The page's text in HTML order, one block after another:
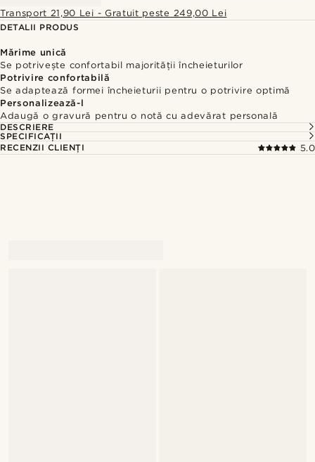
Transport 21,90 Lei - Gratuit peste 249,00 Lei
DETALII PRODUS
Mărime unică
Se potrivește confortabil majorității încheieturilor
Potrivire confortabilă
Se adaptează formei încheieturii pentru o potrivire optimă
Personalizează-l
Adaugă o gravură pentru o notă cu adevărat personală
DESCRIERE
SPECIFICAȚII
RECENZII CLIENȚI
5.0